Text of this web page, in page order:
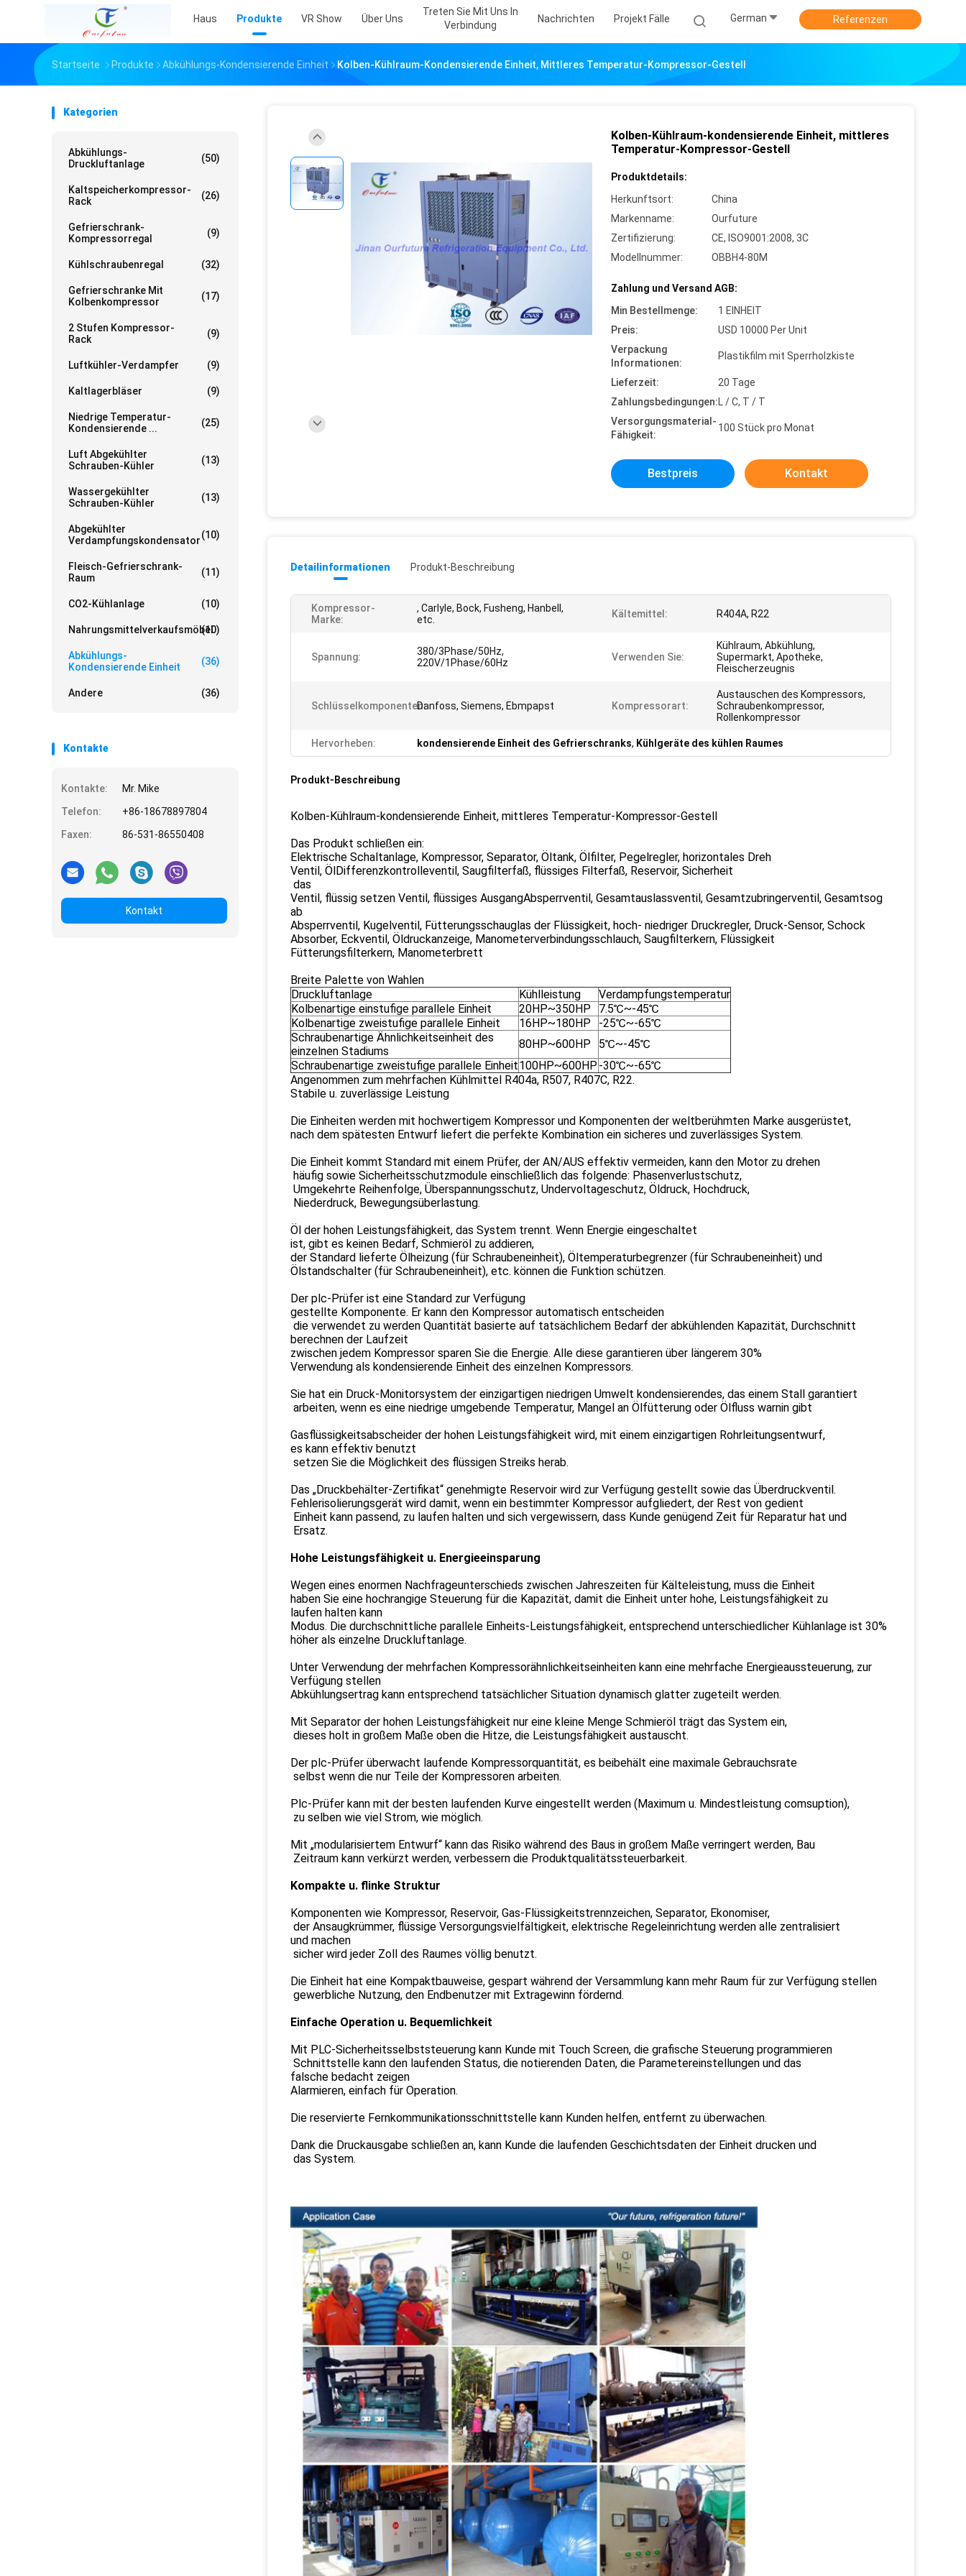
Haus Produkte VR Show Über Uns
Treten Sie Mit Uns In
Verbindung
Nachrichten Projekt Fälle German Referenzen
Startseite Produkte Abkühlungs-Kondensierende Einheit Kolben-Kühlraum-Kondensierende Einheit, Mittleres Temperatur-Kompressor-Gestell
Kategorien
Abkühlungs-
Druckluftanlage
(50)
Kaltspeicherkompressor-
Rack
(26)
Gefrierschrank-
Kompressorregal
(9)
Kühlschraubenregal (32)
Gefrierschranke Mit
Kolbenkompressor
(17)
2 Stufen Kompressor-
Rack
(9)
Luftkühler-Verdampfer (9)
Kaltlagerbläser (9)
Niedrige Temperatur-
Kondensierende ...
(25)
Luft Abgekühlter
Schrauben-Kühler
(13)
Wassergekühlter
Schrauben-Kühler
(13)
Abgekühlter
Verdampfungskondensator(10)
Fleisch-Gefrierschrank-
Raum
(11)
CO2-Kühlanlage (10)
Nahrungsmittelverkaufsmöbel
(10)
Abkühlungs-
Kondensierende Einheit
(36)
Andere (36)
Kontakte
Kontakte:
Mr. Mike
Telefon:
+86-18678897804
Faxen:
86-531-86550408
Kontakt
Kolben-Kühlraum-kondensierende Einheit, mittleres
Temperatur-Kompressor-Gestell
Produktdetails:
Herkunftsort:
China
Markenname:
Ourfuture
Zertifizierung:
CE, ISO9001:2008, 3C
Modellnummer:
OBBH4-80M
Zahlung und Versand AGB:
Min Bestellmenge:
1 EINHEIT
Preis:
USD 10000 Per Unit
Verpackung
Informationen:
Plastikfilm mit Sperrholzkiste
Lieferzeit:
20 Tage
Zahlungsbedingungen:L / C, T / T
Versorgungsmaterial-
Fähigkeit:
100 Stück pro Monat
Bestpreis Kontakt
Detailinformationen Produkt-Beschreibung
Kompressor-
Marke:
, Carlyle, Bock, Fusheng, Hanbell,
etc.
Kältemittel: R404A, R22
Spannung:
380/3Phase/50Hz,
220V/1Phase/60Hz
Verwenden Sie:
Kühlraum, Abkühlung,
Supermarkt, Apotheke,
Fleischerzeugnis
Schlüsselkomponenten:Danfoss, Siemens, Ebmpapst Kompressorart:
Austauschen des Kompressors,
Schraubenkompressor,
Rollenkompressor
Hervorheben: kondensierende Einheit des Gefrierschranks, Kühlgeräte des kühlen Raumes
Produkt-Beschreibung
Kolben-Kühlraum-kondensierende Einheit, mittleres Temperatur-Kompressor-Gestell
Das Produkt schließen ein:
Elektrische Schaltanlage, Kompressor, Separator, Öltank, Ölfilter, Pegelregler, horizontales Dreh
Ventil, ÖlDifferenzkontrolleventil, Saugfilterfaß, flüssiges Filterfaß, Reservoir, Sicherheit
das
Ventil, flüssig setzen Ventil, flüssiges AusgangAbsperrventil, Gesamtauslassventil, Gesamtzubringerventil, Gesamtsog
ab
Absperrventil, Kugelventil, Fütterungsschauglas der Flüssigkeit, hoch- niedriger Druckregler, Druck-Sensor, Schock
Absorber, Eckventil, Öldruckanzeige, Manometerverbindungsschlauch, Saugfilterkern, Flüssigkeit
Fütterungsfilterkern, Manometerbrett
Breite Palette von Wahlen
Druckluftanlage
Kühlleistung
Verdampfungstemperatur
Kolbenartige einstufige parallele Einheit
20HP~350HP
7.5℃~-45℃
Kolbenartige zweistufige parallele Einheit
16HP~180HP
-25℃~-65℃
Schraubenartige Ähnlichkeitseinheit des
einzelnen Stadiums
80HP~600HP
5℃~-45℃
Schraubenartige zweistufige parallele Einheit100HP~600HP-30℃~-65℃
Angenommen zum mehrfachen Kühlmittel R404a, R507, R407C, R22.
Stabile u. zuverlässige Leistung
Die Einheiten werden mit hochwertigem Kompressor und Komponenten der weltberühmten Marke ausgerüstet,
nach dem spätesten Entwurf liefert die perfekte Kombination ein sicheres und zuverlässiges System.
Die Einheit kommt Standard mit einem Prüfer, der AN/AUS effektiv vermeiden, kann den Motor zu drehen
häufig sowie Sicherheitsschutzmodule einschließlich das folgende: Phasenverlustschutz,
Umgekehrte Reihenfolge, Überspannungsschutz, Undervoltageschutz, Öldruck, Hochdruck,
Niederdruck, Bewegungsüberlastung.
Öl der hohen Leistungsfähigkeit, das System trennt. Wenn Energie eingeschaltet
ist, gibt es keinen Bedarf, Schmieröl zu addieren,
der Standard lieferte Ölheizung (für Schraubeneinheit), Öltemperaturbegrenzer (für Schraubeneinheit) und
Ölstandschalter (für Schraubeneinheit), etc. können die Funktion schützen.
Der plc-Prüfer ist eine Standard zur Verfügung
gestellte Komponente. Er kann den Kompressor automatisch entscheiden
die verwendet zu werden Quantität basierte auf tatsächlichem Bedarf der abkühlenden Kapazität, Durchschnitt
berechnen der Laufzeit
zwischen jedem Kompressor sparen Sie die Energie. Alle diese garantieren über längerem 30%
Verwendung als kondensierende Einheit des einzelnen Kompressors.
Sie hat ein Druck-Monitorsystem der einzigartigen niedrigen Umwelt kondensierendes, das einem Stall garantiert
arbeiten, wenn es eine niedrige umgebende Temperatur, Mangel an Ölfütterung oder Ölfluss warnin gibt
Gasflüssigkeitsabscheider der hohen Leistungsfähigkeit wird, mit einem einzigartigen Rohrleitungsentwurf,
es kann effektiv benutzt
setzen Sie die Möglichkeit des flüssigen Streiks herab.
Das „Druckbehälter-Zertifikat“ genehmigte Reservoir wird zur Verfügung gestellt sowie das Überdruckventil.
Fehlerisolierungsgerät wird damit, wenn ein bestimmter Kompressor aufgliedert, der Rest von gedient
Einheit kann passend, zu laufen halten und sich vergewissern, dass Kunde genügend Zeit für Reparatur hat und
Ersatz.
Hohe Leistungsfähigkeit u. Energieeinsparung
Wegen eines enormen Nachfrageunterschieds zwischen Jahreszeiten für Kälteleistung, muss die Einheit
haben Sie eine hochrangige Steuerung für die Kapazität, damit die Einheit unter hohe, Leistungsfähigkeit zu
laufen halten kann
Modus. Die durchschnittliche parallele Einheits-Leistungsfähigkeit, entsprechend unterschiedlicher Kühlanlage ist 30%
höher als einzelne Druckluftanlage.
Unter Verwendung der mehrfachen Kompressorähnlichkeitseinheiten kann eine mehrfache Energieaussteuerung, zur
Verfügung stellen
Abkühlungsertrag kann entsprechend tatsächlicher Situation dynamisch glatter zugeteilt werden.
Mit Separator der hohen Leistungsfähigkeit nur eine kleine Menge Schmieröl trägt das System ein,
dieses holt in großem Maße oben die Hitze, die Leistungsfähigkeit austauscht.
Der plc-Prüfer überwacht laufende Kompressorquantität, es beibehält eine maximale Gebrauchsrate
selbst wenn die nur Teile der Kompressoren arbeiten.
Plc-Prüfer kann mit der besten laufenden Kurve eingestellt werden (Maximum u. Mindestleistung comsuption),
zu selben wie viel Strom, wie möglich.
Mit „modularisiertem Entwurf“ kann das Risiko während des Baus in großem Maße verringert werden, Bau
Zeitraum kann verkürzt werden, verbessern die Produktqualitätssteuerbarkeit.
Kompakte u. flinke Struktur
Komponenten wie Kompressor, Reservoir, Gas-Flüssigkeitstrennzeichen, Separator, Ekonomiser,
der Ansaugkrümmer, flüssige Versorgungsvielfältigkeit, elektrische Regeleinrichtung werden alle zentralisiert
und machen
sicher wird jeder Zoll des Raumes völlig benutzt.
Die Einheit hat eine Kompaktbauweise, gespart während der Versammlung kann mehr Raum für zur Verfügung stellen
gewerbliche Nutzung, den Endbenutzer mit Extragewinn fördernd.
Einfache Operation u. Bequemlichkeit
Mit PLC-Sicherheitsselbststeuerung kann Kunde mit Touch Screen, die grafische Steuerung programmieren
Schnittstelle kann den laufenden Status, die notierenden Daten, die Parametereinstellungen und das
falsche bedacht zeigen
Alarmieren, einfach für Operation.
Die reservierte Fernkommunikationsschnittstelle kann Kunden helfen, entfernt zu überwachen.
Dank die Druckausgabe schließen an, kann Kunde die laufenden Geschichtsdaten der Einheit drucken und
das System.